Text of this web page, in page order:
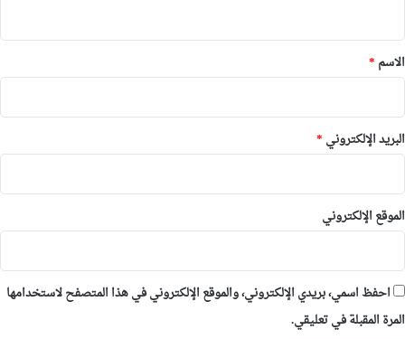
*
الاسم *
البريد الإلكتروني *
الموقع الإلكتروني
احفظ اسمي، بريدي الإلكتروني، والموقع الإلكتروني في هذا المتصفح لاستخدامها
المرة المقبلة في تعليقي.